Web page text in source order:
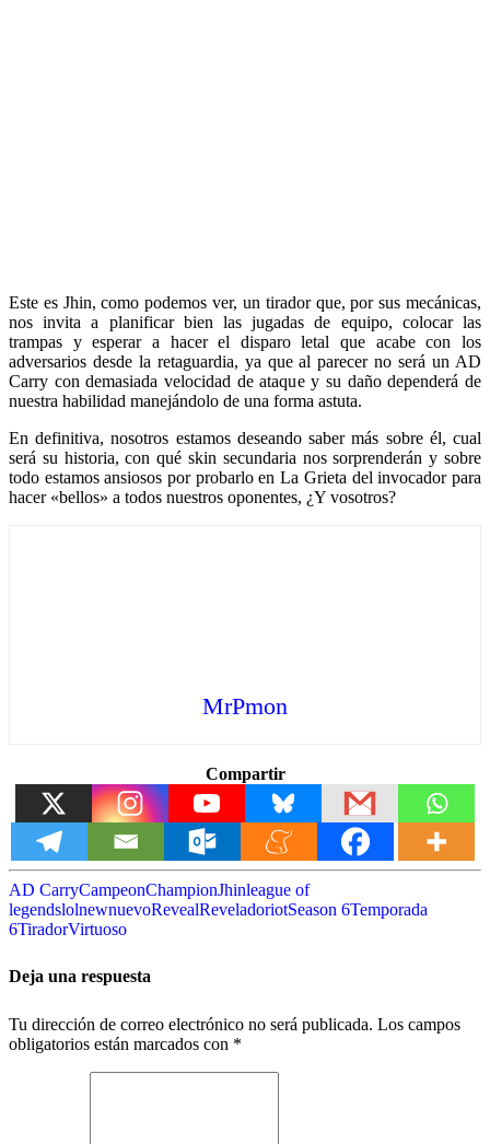
Este es Jhin, como podemos ver, un tirador que, por sus mecánicas,
nos invita a planificar bien las jugadas de equipo, colocar las
trampas y esperar a hacer el disparo letal que acabe con los
adversarios desde la retaguardia, ya que al parecer no será un AD
Carry con demasiada velocidad de ataque y su daño dependerá de
nuestra habilidad manejándolo de una forma astuta.
En definitiva, nosotros estamos deseando saber más sobre él, cual
será su historia, con qué skin secundaria nos sorprenderán y sobre
todo estamos ansiosos por probarlo en La Grieta del invocador para
hacer «bellos» a todos nuestros oponentes, ¿Y vosotros?
MrPmon
Compartir
AD CarryCampeonChampionJhinleague of
legendslolnewnuevoRevealReveladoriotSeason 6Temporada
6TiradorVirtuoso
Deja una respuesta
Tu dirección de correo electrónico no será publicada. Los campos
obligatorios están marcados con *